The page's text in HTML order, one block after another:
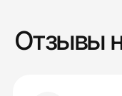
Отзывы